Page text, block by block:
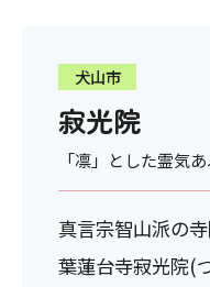
犬山市
寂光院
「凛」とした霊気
真言宗智山派の
葉蓮台寺寂光院(